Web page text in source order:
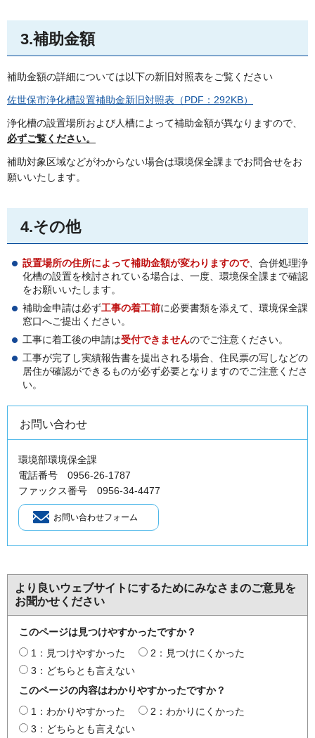
3.補助金額
補助金額の詳細については以下の新旧対照表をご覧ください
佐世保市浄化槽設置補助金新旧対照表（PDF：292KB）
浄化槽の設置場所および人槽によって補助金額が異なりますので、
必ずご覧ください。
補助対象区域などがわからない場合は環境保全課までお問合せをお
願いいたします。
4.その他
設置場所の住所によって補助金額が変わりますので、合併処理浄
化槽の設置を検討されている場合は、一度、環境保全課まで確認
をお願いいたします。
補助金申請は必ず工事の着工前に必要書類を添えて、環境保全課
窓口へご提出ください。
工事に着工後の申請は受付できませんのでご注意ください。
工事が完了し実績報告書を提出される場合、住民票の写しなどの
居住が確認ができるものが必ず必要となりますのでご注意くださ
い。
お問い合わせ
環境部環境保全課
電話番号 0956-26-1787
ファックス番号 0956-34-4477
より良いウェブサイトにするためにみなさまのご意見を
お聞かせください
このページは見つけやすかったですか？
1：見つけやすかった
2：見つけにくかった
3：どちらとも言えない
このページの内容はわかりやすかったですか？
1：わかりやすかった
2：わかりにくかった
3：どちらとも言えない